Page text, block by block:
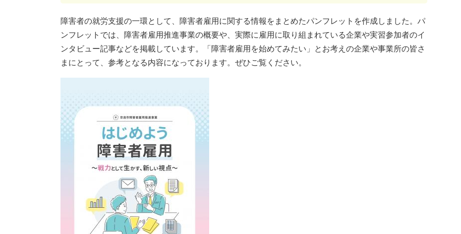
障害者の就労支援の一環として、障害者雇用に関する情報をまとめたパンフレットを作成しました。パ
ンフレットでは、障害者雇用推進事業の概要や、実際に雇用に取り組まれている企業や実習参加者のイ
ンタビュー記事などを掲載しています。「障害者雇用を始めてみたい」とお考えの企業や事業所の皆さ
まにとって、参考となる内容になっております。ぜひご覧ください。